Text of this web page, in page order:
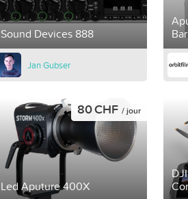
Sound Devices 888
Jan Gubser
Led Aputure 400X
80 CHF / jour